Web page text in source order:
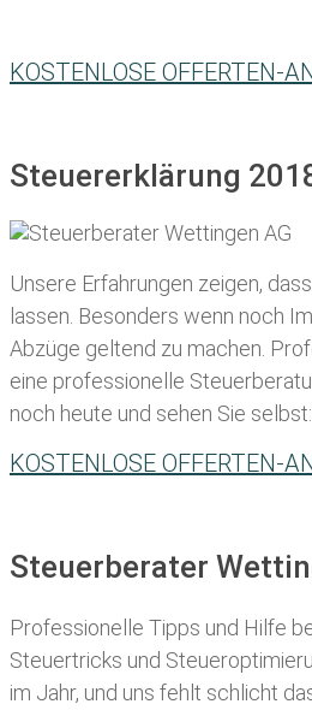
KOSTENLOSE OFFERTEN-
Steuererklärung
Unsere Erfahrungen zeigen,
lassen . Besonders wenn noch
Abzüge geltend zu machen.
eine professionelle
noch heute und sehen Sie selbst:
KOSTENLOSE OFFERTEN-
Steuerberater
Professionelle Tipps und Hilfe
Steuertricks und
im Jahr, und uns fehlt schlicht